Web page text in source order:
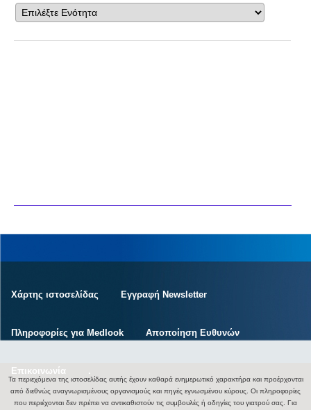
Χάρτης ιστοσελίδας Εγγραφή Newsletter
Πληροφορίες για Medlook Αποποίηση Ευθυνών
Επικοινωνία .
Τα περιεχόμενα της ιστοσελίδας αυτής έχουν καθαρά ενημερωτικό χαρακτήρα και προέρχονται
από διεθνώς αναγνωρισμένους οργανισμούς και πηγές εγνωσμένου κύρους. Οι πληροφορίες
που περιέχονται δεν πρέπει να αντικαθιστούν τις συμβουλές ή οδηγίες του γιατρού σας. Για